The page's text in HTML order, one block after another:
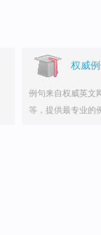
权威
例句来自权威英文
等，提供最专业的